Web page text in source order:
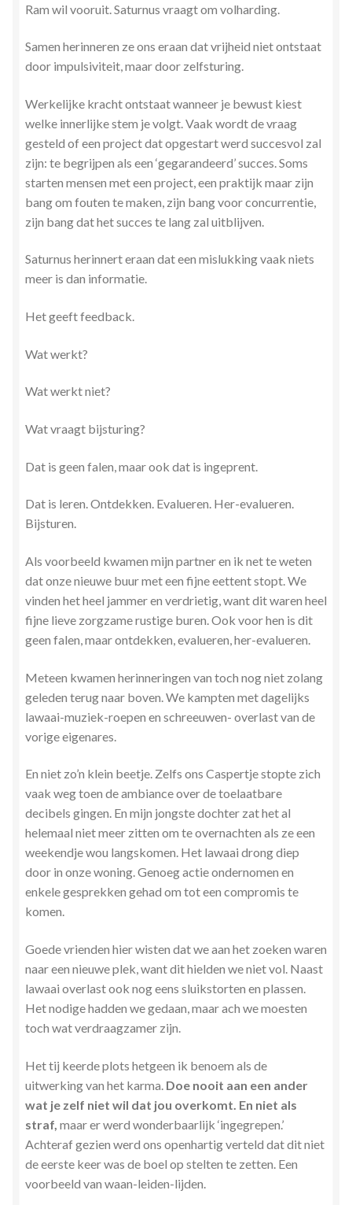
Ram wil vooruit. Saturnus vraagt om volharding.
Samen herinneren ze ons eraan dat vrijheid niet ontstaat
door impulsiviteit, maar door zelfsturing.
Werkelijke kracht ontstaat wanneer je bewust kiest
welke innerlijke stem je volgt. Vaak wordt de vraag
gesteld of een project dat opgestart werd succesvol zal
zijn: te begrijpen als een ‘gegarandeerd’ succes. Soms
starten mensen met een project, een praktijk maar zijn
bang om fouten te maken, zijn bang voor concurrentie,
zijn bang dat het succes te lang zal uitblijven.
Saturnus herinnert eraan dat een mislukking vaak niets
meer is dan informatie.
Het geeft feedback.
Wat werkt?
Wat werkt niet?
Wat vraagt bijsturing?
Dat is geen falen, maar ook dat is ingeprent.
Dat is leren. Ontdekken. Evalueren. Her-evalueren.
Bijsturen.
Als voorbeeld kwamen mijn partner en ik net te weten
dat onze nieuwe buur met een fijne eettent stopt. We
vinden het heel jammer en verdrietig, want dit waren heel
fijne lieve zorgzame rustige buren. Ook voor hen is dit
geen falen, maar ontdekken, evalueren, her-evalueren.
Meteen kwamen herinneringen van toch nog niet zolang
geleden terug naar boven. We kampten met dagelijks
lawaai-muziek-roepen en schreeuwen- overlast van de
vorige eigenares.
En niet zo’n klein beetje. Zelfs ons Caspertje stopte zich
vaak weg toen de ambiance over de toelaatbare
decibels gingen. En mijn jongste dochter zat het al
helemaal niet meer zitten om te overnachten als ze een
weekendje wou langskomen. Het lawaai drong diep
door in onze woning. Genoeg actie ondernomen en
enkele gesprekken gehad om tot een compromis te
komen.
Goede vrienden hier wisten dat we aan het zoeken waren
naar een nieuwe plek, want dit hielden we niet vol. Naast
lawaai overlast ook nog eens sluikstorten en plassen.
Het nodige hadden we gedaan, maar ach we moesten
toch wat verdraagzamer zijn.
Het tij keerde plots hetgeen ik benoem als de
uitwerking van het karma. Doe nooit aan een ander
wat je zelf niet wil dat jou overkomt. En niet als
straf, maar er werd wonderbaarlijk ‘ingegrepen.’
Achteraf gezien werd ons openhartig verteld dat dit niet
de eerste keer was de boel op stelten te zetten. Een
voorbeeld van waan-leiden-lijden.